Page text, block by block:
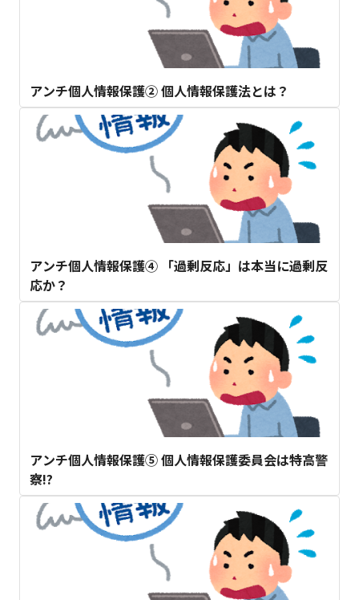
アンチ個人情報保護② 個人情報保護法とは？
アンチ個人情報保護④ 「過剰反応」は本当に過剰反
応か？
アンチ個人情報保護⑤ 個人情報保護委員会は特高警
察!?